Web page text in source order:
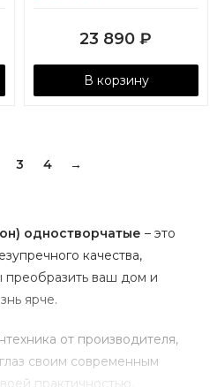
23 890 ₽
В корзину
3 4 →
одностворчатые – это
качества,
преобразить ваш дом и
ярче.
от производителя,
своим современным
практичностью.